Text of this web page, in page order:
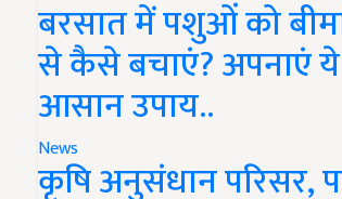
बरसात में पशुओं को
से कैसे बचाएं? अपनाएं
आसान उपाय..
News
कृषि अनुसंधान परिसर,